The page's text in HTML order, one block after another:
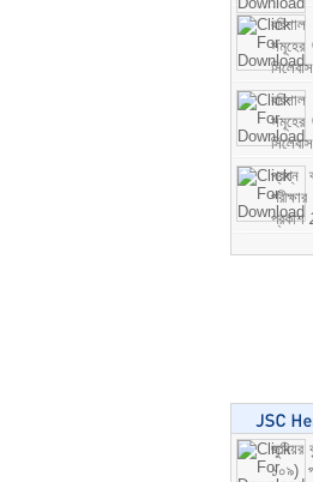
সমূহের
সমূহের
প্রশ্ন
প্রকাশ
জুনিয়র
১০৯)